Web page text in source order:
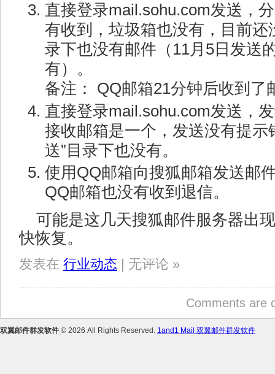
直接登录mail.sohu.com发送，
有收到，垃圾箱也没有，目前还
录下也没有邮件（11月5日发送
有）。
备注： QQ邮箱21分钟后收到了
直接登录mail.sohu.com发送，
接收邮箱是一个，发送没有提示
送”目录下也没有。
使用QQ邮箱向搜狐邮箱发送邮
QQ邮箱也没有收到退信。
可能是这几天搜狐邮件服务器出
快恢复。
发表在 行业动态 | 无评论 »
Comments are
双翼邮件群发软件 © 2026 All Rights Reserved. 1and1 Mail 双翼邮件群发软件